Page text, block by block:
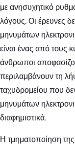
με ανησυχητικό
λόγους. Οι έρευνες
μηνυμάτων
είναι ένας από τους
άνθρωποι
περιλαμβάνουν τη
ταχυδρομείου που
μηνυμάτων
διαφημιστικά.
Η τμηματοποίηση